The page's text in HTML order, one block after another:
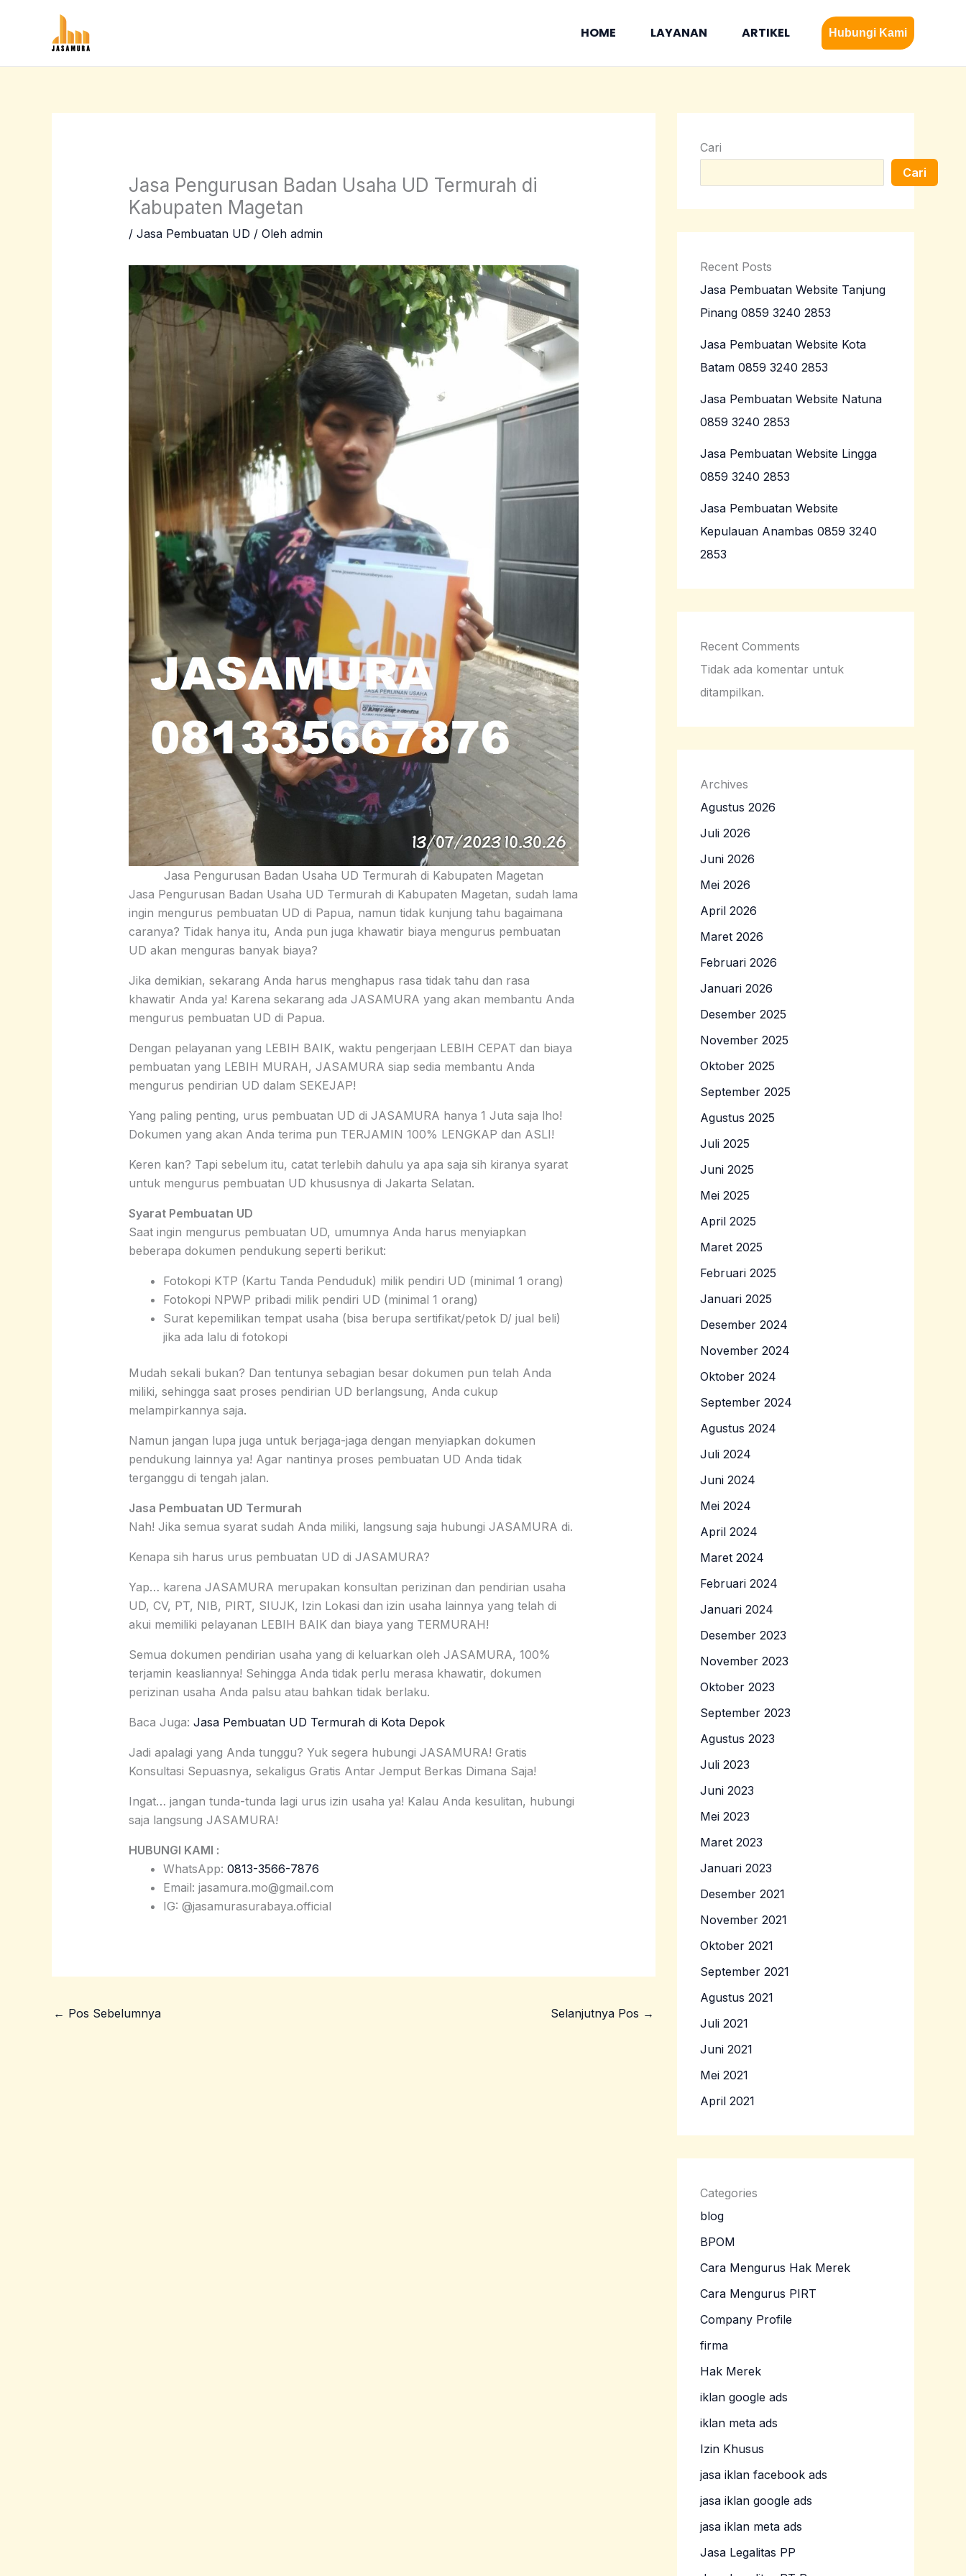
HOME LAYANAN ARTIKEL Hubungi Kami
Jasa Pengurusan Badan Usaha UD Termurah di
Kabupaten Magetan
/ Jasa Pembuatan UD / Oleh admin
Jasa Pengurusan Badan Usaha UD Termurah di Kabupaten Magetan
Jasa Pengurusan Badan Usaha UD Termurah di Kabupaten Magetan, sudah lama
ingin mengurus pembuatan UD di Papua, namun tidak kunjung tahu bagaimana
caranya? Tidak hanya itu, Anda pun juga khawatir biaya mengurus pembuatan
UD akan menguras banyak biaya?
Jika demikian, sekarang Anda harus menghapus rasa tidak tahu dan rasa
khawatir Anda ya! Karena sekarang ada JASAMURA yang akan membantu Anda
mengurus pembuatan UD di Papua.
Dengan pelayanan yang LEBIH BAIK, waktu pengerjaan LEBIH CEPAT dan biaya
pembuatan yang LEBIH MURAH, JASAMURA siap sedia membantu Anda
mengurus pendirian UD dalam SEKEJAP!
Yang paling penting, urus pembuatan UD di JASAMURA hanya 1 Juta saja lho!
Dokumen yang akan Anda terima pun TERJAMIN 100% LENGKAP dan ASLI!
Keren kan? Tapi sebelum itu, catat terlebih dahulu ya apa saja sih kiranya syarat
untuk mengurus pembuatan UD khususnya di Jakarta Selatan.
Syarat Pembuatan UD
Saat ingin mengurus pembuatan UD, umumnya Anda harus menyiapkan
beberapa dokumen pendukung seperti berikut:
Fotokopi KTP (Kartu Tanda Penduduk) milik pendiri UD (minimal 1 orang)
Fotokopi NPWP pribadi milik pendiri UD (minimal 1 orang)
Surat kepemilikan tempat usaha (bisa berupa sertifikat/petok D/ jual beli)
jika ada lalu di fotokopi
Mudah sekali bukan? Dan tentunya sebagian besar dokumen pun telah Anda
miliki, sehingga saat proses pendirian UD berlangsung, Anda cukup
melampirkannya saja.
Namun jangan lupa juga untuk berjaga-jaga dengan menyiapkan dokumen
pendukung lainnya ya! Agar nantinya proses pembuatan UD Anda tidak
terganggu di tengah jalan.
Jasa Pembuatan UD Termurah
Nah! Jika semua syarat sudah Anda miliki, langsung saja hubungi JASAMURA di.
Kenapa sih harus urus pembuatan UD di JASAMURA?
Yap… karena JASAMURA merupakan konsultan perizinan dan pendirian usaha
UD, CV, PT, NIB, PIRT, SIUJK, Izin Lokasi dan izin usaha lainnya yang telah di
akui memiliki pelayanan LEBIH BAIK dan biaya yang TERMURAH!
Semua dokumen pendirian usaha yang di keluarkan oleh JASAMURA, 100%
terjamin keasliannya! Sehingga Anda tidak perlu merasa khawatir, dokumen
perizinan usaha Anda palsu atau bahkan tidak berlaku.
Baca Juga: Jasa Pembuatan UD Termurah di Kota Depok
Jadi apalagi yang Anda tunggu? Yuk segera hubungi JASAMURA! Gratis
Konsultasi Sepuasnya, sekaligus Gratis Antar Jemput Berkas Dimana Saja!
Ingat… jangan tunda-tunda lagi urus izin usaha ya! Kalau Anda kesulitan, hubungi
saja langsung JASAMURA!
HUBUNGI KAMI :
WhatsApp: 0813-3566-7876
Email: jasamura.mo@gmail.com
IG: @jasamurasurabaya.official
← Pos Sebelumnya Selanjutnya Pos →
Cari
Cari
Recent Posts
Jasa Pembuatan Website Tanjung
Pinang 0859 3240 2853
Jasa Pembuatan Website Kota
Batam 0859 3240 2853
Jasa Pembuatan Website Natuna
0859 3240 2853
Jasa Pembuatan Website Lingga
0859 3240 2853
Jasa Pembuatan Website
Kepulauan Anambas 0859 3240
2853
Recent Comments
Tidak ada komentar untuk
ditampilkan.
Archives
Agustus 2026
Juli 2026
Juni 2026
Mei 2026
April 2026
Maret 2026
Februari 2026
Januari 2026
Desember 2025
November 2025
Oktober 2025
September 2025
Agustus 2025
Juli 2025
Juni 2025
Mei 2025
April 2025
Maret 2025
Februari 2025
Januari 2025
Desember 2024
November 2024
Oktober 2024
September 2024
Agustus 2024
Juli 2024
Juni 2024
Mei 2024
April 2024
Maret 2024
Februari 2024
Januari 2024
Desember 2023
November 2023
Oktober 2023
September 2023
Agustus 2023
Juli 2023
Juni 2023
Mei 2023
Maret 2023
Januari 2023
Desember 2021
November 2021
Oktober 2021
September 2021
Agustus 2021
Juli 2021
Juni 2021
Mei 2021
April 2021
Categories
blog
BPOM
Cara Mengurus Hak Merek
Cara Mengurus PIRT
Company Profile
firma
Hak Merek
iklan google ads
iklan meta ads
Izin Khusus
jasa iklan facebook ads
jasa iklan google ads
jasa iklan meta ads
Jasa Legalitas PP